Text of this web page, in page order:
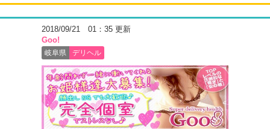
2018/09/21 01：35 更新
Goo!
岐阜県 デリヘル